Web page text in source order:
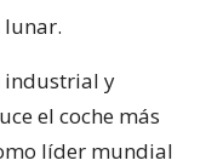
industrial y
el coche más
líder mundial